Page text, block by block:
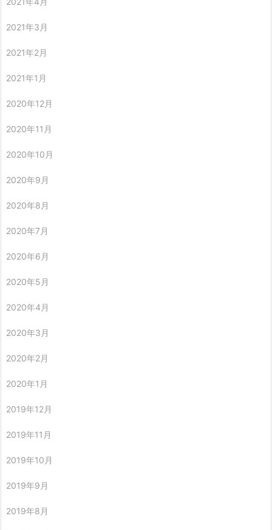
2021年3月
2021年2月
2021年1月
2020年12月
2020年11月
2020年10月
2020年9月
2020年8月
2020年7月
2020年6月
2020年5月
2020年4月
2020年3月
2020年2月
2020年1月
2019年12月
2019年11月
2019年10月
2019年9月
2019年8月